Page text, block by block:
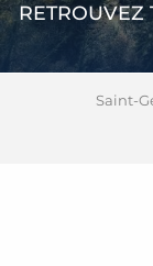
RETROUVEZ
Saint-